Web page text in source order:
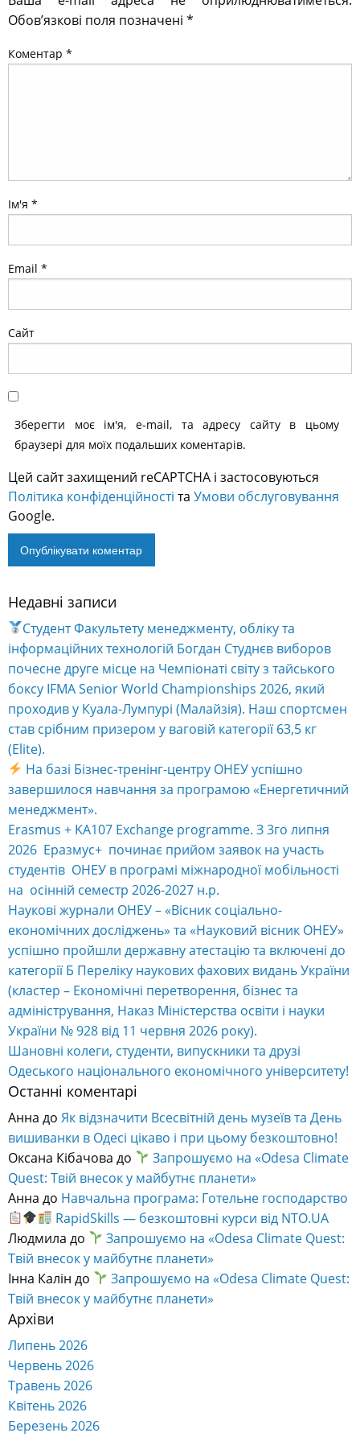
Обов’язкові поля позначені *
Коментар *
Ім'я *
Email *
Сайт
Зберегти моє ім'я, e-mail, та адресу сайту в цьому
браузері для моїх подальших коментарів.
Цей сайт захищений reCAPTCHA і застосовуються
Політика конфіденційності та Умови обслуговування
Google.
Alternative:
Недавні записи
Студент Факультету менеджменту, обліку та
інформаційних технологій Богдан Студнєв виборов
почесне друге місце на Чемпіонаті світу з тайського
боксу IFMA Senior World Championships 2026, який
проходив у Куала-Лумпурі (Малайзія). Наш спортсмен
став срібним призером у ваговій категорії 63,5 кг
(Elite).
На базі Бізнес-тренінг-центру ОНЕУ успішно
завершилося навчання за програмою «Енергетичний
менеджмент».
Erasmus + KA107 Exchange programme. З 3го липня
2026 Еразмус+ починає прийом заявок на участь
студентів ОНЕУ в програмі міжнародної мобільності
на осінній семестр 2026-2027 н.р.
Наукові журнали ОНЕУ – «Вісник соціально-
економічних досліджень» та «Науковий вісник ОНЕУ»
успішно пройшли державну атестацію та включені до
категорії Б Переліку наукових фахових видань України
(кластер – Економічні перетворення, бізнес та
адміністрування, Наказ Міністерства освіти і науки
України № 928 від 11 червня 2026 року).
Шановні колеги, студенти, випускники та друзі
Одеського національного економічного університету!
Останні коментарі
Анна до Як відзначити Всесвітній день музеїв та День
вишиванки в Одесі цікаво і при цьому безкоштовно!
Оксана Кібачова до
Запрошуємо на «Odesa Climate
Quest: Твій внесок у майбутнє планети»
Анна до Навчальна програма: Готельне господарство
RapidSkills — безкоштовні курси від NTO.UA
Людмила до
Запрошуємо на «Odesa Climate Quest:
Твій внесок у майбутнє планети»
Інна Калін до
Запрошуємо на «Odesa Climate Quest:
Твій внесок у майбутнє планети»
Архіви
Липень 2026
Червень 2026
Травень 2026
Квітень 2026
Березень 2026